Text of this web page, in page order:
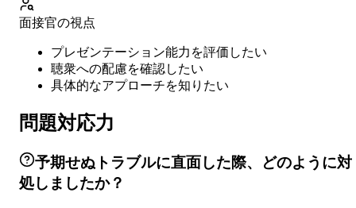
面接官の視点
プレゼンテーション能力を評価したい
聴衆への配慮を確認したい
具体的なアプローチを知りたい
問題対応力
予期せぬトラブルに直面した際、どのように対
処しましたか？